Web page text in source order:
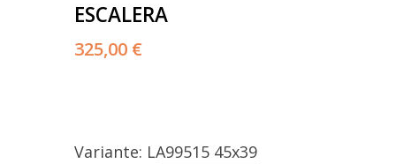
ESCALERA
325,00 €
Variante: LA99515 45x39